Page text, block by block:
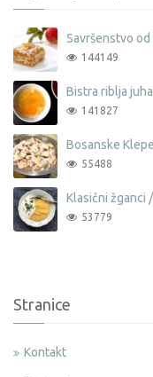
Savršenstvo od
144149
Bistra riblja
141827
Bosanske Klepe
55488
Klasični žganci
53779
Stranice
Kontakt